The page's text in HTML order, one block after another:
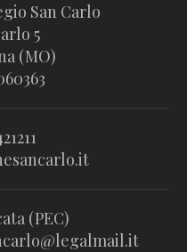
San Carlo
5
(MO)
(PEC)